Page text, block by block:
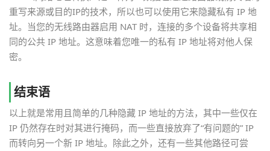
重写来源或目的IP的技术，所以也可以使用它来隐藏私有 IP 地
址。当您的无线路由器启用 NAT 时，连接的多个设备将共享相
同的公共 IP 地址。这意味着您唯一的私有 IP 地址将对他人保
密。
结束语
以上就是常用且简单的几种隐藏 IP 地址的方法，其中一些仅在
IP 仍然存在时对其进行掩码，而一些直接放弃了“有问题的” IP
而转向另一个新 IP 地址。除此之外，还有一些其他路径可尝